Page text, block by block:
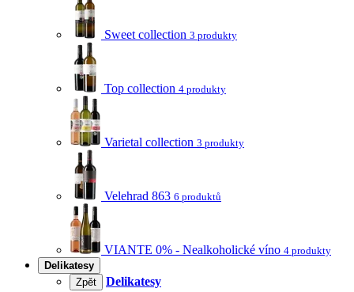
Sweet collection 3 produkty
Top collection 4 produkty
Varietal collection 3 produkty
Velehrad 863 6 produktů
VIANTE 0% - Nealkoholické víno 4 produkty
Delikatesy
Zpět
Delikatesy